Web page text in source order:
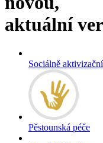
aktuální
Sociálně
Pěstounská péče